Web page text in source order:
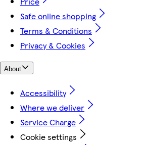
Safe online shopping
Terms & Conditions
Privacy & Cookies
About
Accessibility
Where we deliver
Service Charge
Cookie settings